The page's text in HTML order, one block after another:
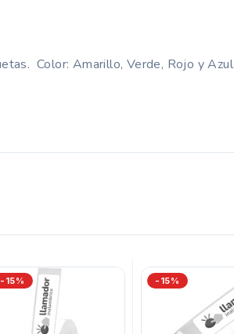
Color: Amarillo, Verde, Rojo y Azul
-15% -15%